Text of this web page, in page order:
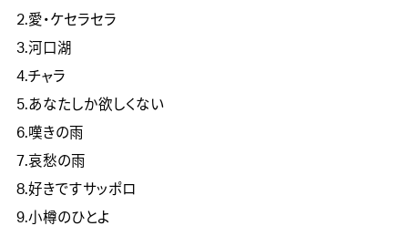
2.愛・ケセラセラ
3.河口湖
4.チャラ
5.あなたしか欲しくない
6.嘆きの雨
7.哀愁の雨
8.好きですサッポロ
9.小樽のひとよ